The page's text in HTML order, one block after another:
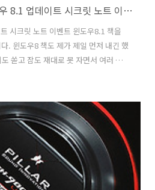
[마감] 윈도우8.1 책 윈도우 8.1 업데이트 시크릿 노트 이벤트
시크릿 노트 이벤트 윈도우8.1 책을
. 윈도우8 책도 제가 제일 먼저 내긴 했
쏟고 잠도 재대로 못 자면서 여러 가
한 ‘윈도우8.1 업데이트 시크릿 노트’가
8에서 윈도우8.1로 올라가면서 아주
조금 불편했던 부분이 많이 보완 되었습
라가면서 더 빨라졌는데요. 윈도우8에
데이트가 되면서 ..